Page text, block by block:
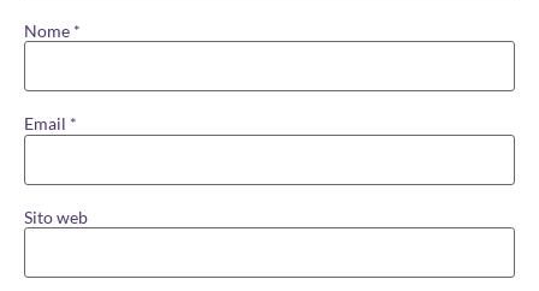
Nome *
Email *
Sito web